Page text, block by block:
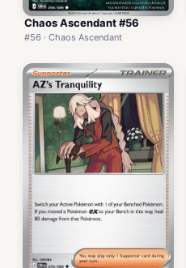
Chaos Ascendant #56
#56 · Chaos Ascendant